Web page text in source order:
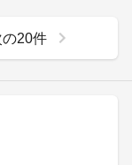
の20件